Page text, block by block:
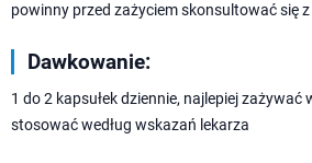
powinny przed zażyciem skonsultować się
Dawkowanie:
1 do 2 kapsułek dziennie, najlepiej zażywać
stosować według wskazań lekarza